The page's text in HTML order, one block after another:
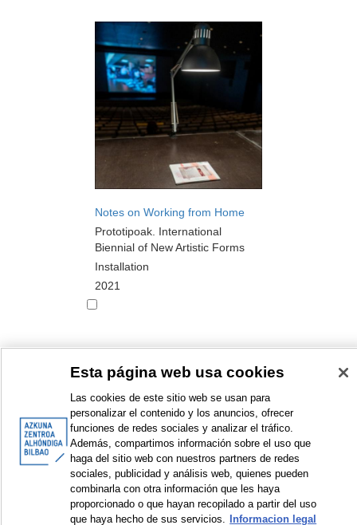
Notes on Working from Home
Prototipoak. International
Biennial of New Artistic Forms
Installation
2021
Items sorted by: 1 to 10 of 12
© Azkuna Zentroa - Alhóndiga Bilbao
Esta página web usa cookies
Las cookies de este sitio web se usan para
personalizar el contenido y los anuncios, ofrecer
funciones de redes sociales y analizar el tráfico.
Además, compartimos información sobre el uso que
haga del sitio web con nuestros partners de redes
sociales, publicidad y análisis web, quienes pueden
combinarla con otra información que les haya
proporcionado o que hayan recopilado a partir del uso
que haya hecho de sus servicios.
Informacion legal